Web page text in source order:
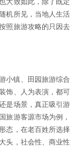
大致如此，除了既定
机所见，当地人生活
照旅游攻略的只因去
小镇、田园旅游综合
饰、人为表演，都可
是场景，真正吸引游
旅游客源市场为例，
态，在老百姓所选择
头，社会性、商业性